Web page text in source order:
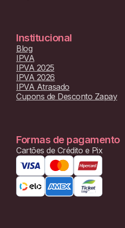
Institucional
Blog
IPVA
IPVA 2025
IPVA 2026
IPVA Atrasado
Cupons de Desconto Zapay
Formas de pagamento
Cartões de Crédito e Pix